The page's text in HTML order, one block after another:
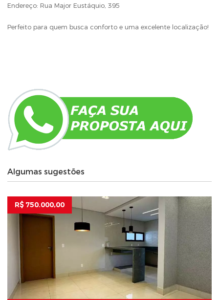
Endereço: Rua Major Eustáquio, 395
Perfeito para quem busca conforto e uma excelente localização!
Algumas sugestões
R$ 750.000,00